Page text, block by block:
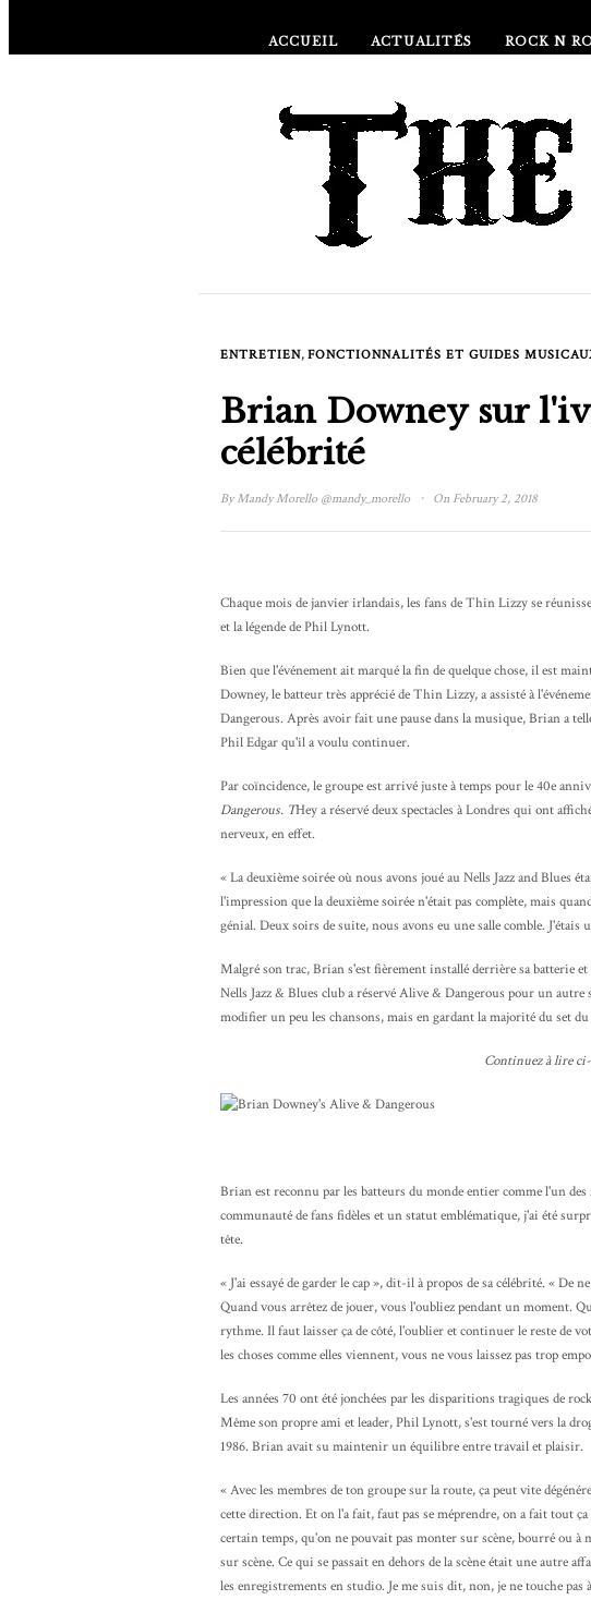
ACCUEIL ACTUALITÉS ROCK N
ENTRETIEN, FONCTIONNALITÉS ET GUIDES
Brian Downey sur
célébrité
ByMandy Morello @mandy_morello · On February 2, 2018
Chaque mois de janvier irlandais, les fans de Thin Lizzy se
et la légende de Phil Lynott.
Bien que l'événement ait marqué la fin de quelque chose, il est
Downey, le batteur très apprécié de Thin Lizzy, a assisté à
Dangerous. Après avoir fait une pause dans la musique, Brian a
Phil Edgar qu'il a voulu continuer.
Par coïncidence, le groupe est arrivé juste à temps pour le 40e
Dangerous. THey a réservé deux spectacles à Londres qui ont
nerveux, en effet.
« La deuxième soirée où nous avons joué au Nells Jazz and Blues
l'impression que la deuxième soirée n'était pas complète, mais
génial. Deux soirs de suite, nous avons eu une salle comble. J'étais
Malgré son trac, Brian s'est fièrement installé derrière sa batterie
Nells Jazz & Blues club a réservé Alive & Dangerous pour un
modifier un peu les chansons, mais en gardant la majorité du set du
Continuez à lire ci-
Brian est reconnu par les batteurs du monde entier comme l'un
communauté de fans fidèles et un statut emblématique, j'ai été
tête.
« J'ai essayé de garder le cap », dit-il à propos de sa célébrité. « De
Quand vous arrêtez de jouer, vous l'oubliez pendant un moment.
rythme. Il faut laisser ça de côté, l'oublier et continuer le reste de
les choses comme elles viennent, vous ne vous laissez pas trop
Les années 70 ont été jonchées par les disparitions tragiques de
Même son propre ami et leader, Phil Lynott, s'est tourné vers la
1986. Brian avait su maintenir un équilibre entre travail et plaisir.
« Avec les membres de ton groupe sur la route, ça peut vite
cette direction. Et on l'a fait, faut pas se méprendre, on a fait tout
certain temps, qu'on ne pouvait pas monter sur scène, bourré ou
sur scène. Ce qui se passait en dehors de la scène était une autre
les enregistrements en studio. Je me suis dit, non, je ne touche